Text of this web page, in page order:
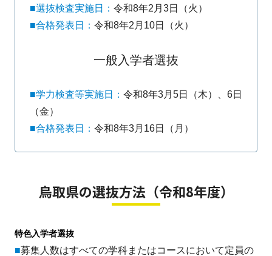
■選抜検査実施日： 令和8年2月3日（火）
■合格発表日： 令和8年2月10日（火）
一般入学者選抜
■学力検査等実施日： 令和8年3月5日（木）、6日
（金）
■合格発表日： 令和8年3月16日（月）
鳥取県の選抜方法（令和8年度）
特色入学者選抜
■募集人数はすべての学科またはコースにおいて定員の